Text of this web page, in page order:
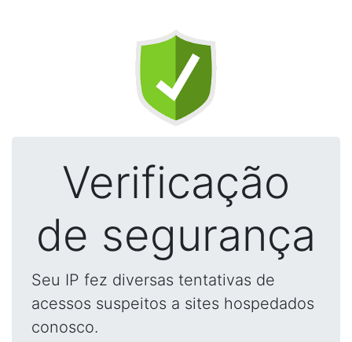
Verificação
de segurança
Seu IP fez diversas tentativas de
acessos suspeitos a sites hospedados
conosco.